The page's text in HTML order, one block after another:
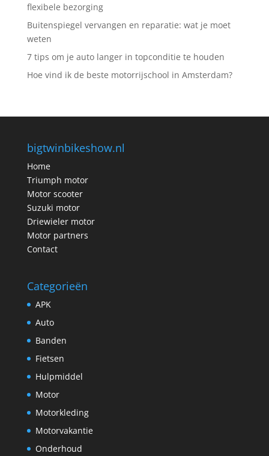
flexibele bezorging
Buitenspiegel vervangen en reparatie: wat je moet
weten
7 tips om je auto langer in topconditie te houden
Hoe vind ik de beste motorrijschool in Amsterdam?
bigtwinbikeshow.nl
Home
Triumph motor
Motor scooter
Suzuki motor
Driewieler motor
Motor partners
Contact
Categorieën
APK
Auto
Banden
Fietsen
Hulpmiddel
Motor
Motorkleding
Motorvakantie
Onderhoud